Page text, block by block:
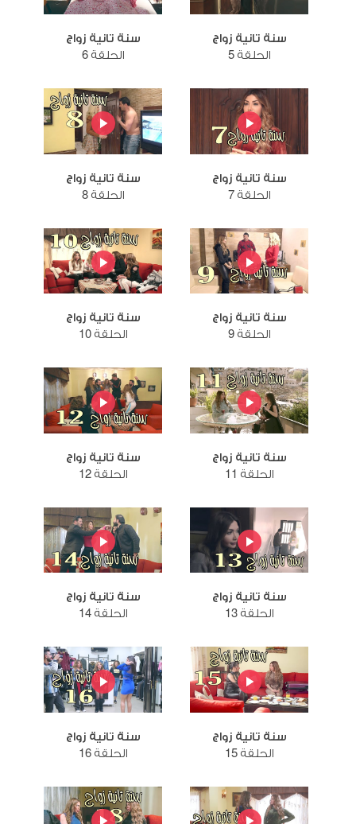
سنة تانية زواج
الحلقة 5
سنة تانية زواج
الحلقة 6
سنة تانية زواج
الحلقة 7
سنة تانية زواج
الحلقة 8
سنة تانية زواج
الحلقة 9
سنة تانية زواج
الحلقة 10
سنة تانية زواج
الحلقة 11
سنة تانية زواج
الحلقة 12
سنة تانية زواج
الحلقة 13
سنة تانية زواج
الحلقة 14
سنة تانية زواج
الحلقة 15
سنة تانية زواج
الحلقة 16